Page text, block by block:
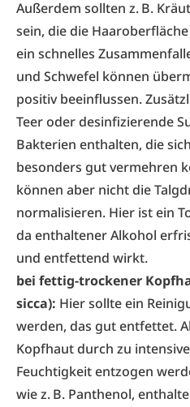
Außerdem sollten z. B.
sein, die die
ein schnelles
und Schwefel können
positiv beeinflussen.
Teer oder desinfizierende
Bakterien enthalten, die
besonders gut vermehren
können aber nicht die
normalisieren. Hier ist ein
da enthaltener Alkohol
und entfettend wirkt.
bei fettig-trockener
sicca): Hier sollte ein
werden, das gut entfettet.
Kopfhaut durch zu
Feuchtigkeit entzogen
wie z. B. Panthenol,